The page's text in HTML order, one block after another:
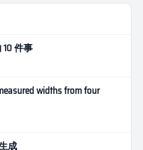
件事
widths from four
成